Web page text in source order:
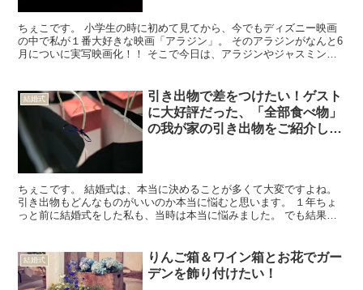
ちぇこです。 小学生の時に初めて見てから、今でもディズニー映画
の中で私が１番大好きな映画「アラジン」。 そのアラジンがなんと6
月についに実写映画化！！ そこで今日は、アラジンやジャスミンを
結婚式
引き出物で差をつけたい！ゲスト
に大好評だった、「全部食べ物」
の我が家の引き出物をご紹介しま
ちぇこです。 結婚式は、本当に決めることが多くて大変ですよね。
引き出物もどんなものがいいのか本当に悩むと思います。 １年ちょ
っと前に結婚式をした私も、当時は本当に悩みました。 でも結果的
結婚式
りんご箱＆ワイン箱とお花でガー
デンを飾り付けたい！